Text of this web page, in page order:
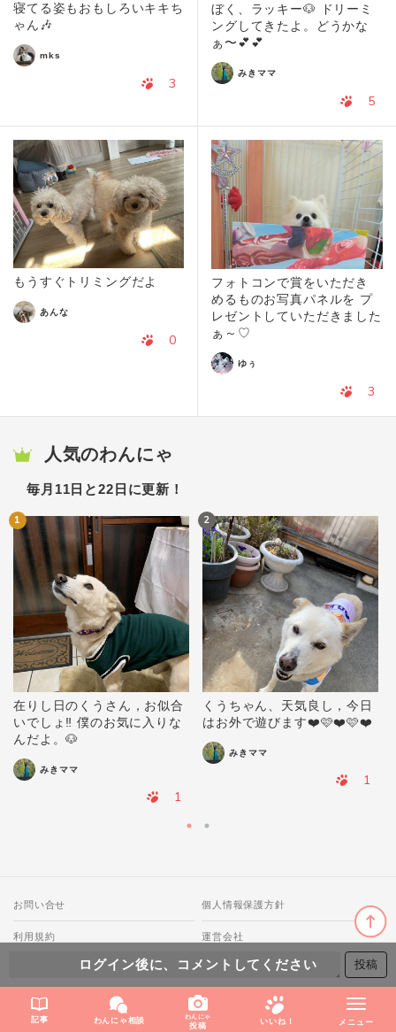
記事 わんにゃ相談 わんにゃ
投稿
いいね！ メニュー
ログイン後に、コメントしてください
寝てる姿もおもしろいキキち
ゃん🎶
mks
3
ぼく、ラッキー🐶 ドリーミ
ングしてきたよ。どうかな
ぁ〜💕💕
みきママ
5
もうすぐトリミングだよ
あんな
0
フォトコンで賞をいただき
めるものお写真パネルを プ
レゼントしていただきました
ぁ～♡
ゆぅ
3
人気のわんにゃ
毎月11日と22日に更新！
1
在りし日のくうさん，お似合
いでしょ‼️ 僕のお気に入りな
んだよ。🐶
みきママ
1
2
くうちゃん、天気良し，今日
はお外で遊びます❤️🩷❤️🩷❤️
みきママ
1
お問い合せ 個人情報保護方針
利用規約 運営会社
© 2018-2026 わんにゃ All Rights Reserved.